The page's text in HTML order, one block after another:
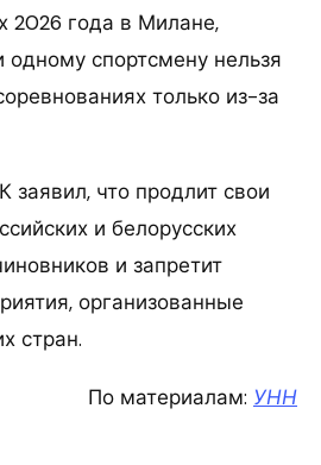
2026 года в Милане,
одному спортсмену нельзя
только из-за
что продлит свои
и белорусских
и запретит
организованные
стран.
По материалам: УНН